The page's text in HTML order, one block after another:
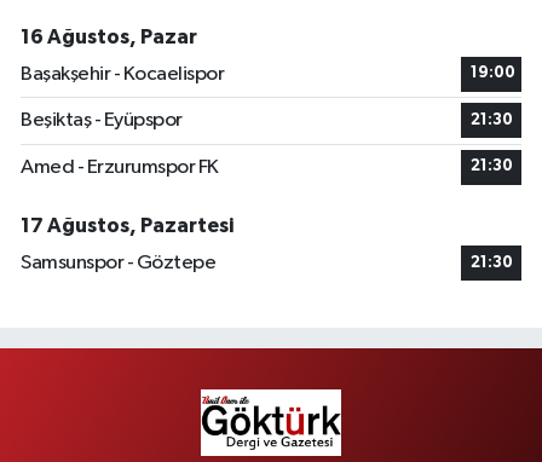
16 Ağustos, Pazar
Başakşehir - Kocaelispor
19:00
Beşiktaş - Eyüpspor 21:30
Amed - Erzurumspor FK 21:30
17 Ağustos, Pazartesi
Samsunspor - Göztepe
21:30